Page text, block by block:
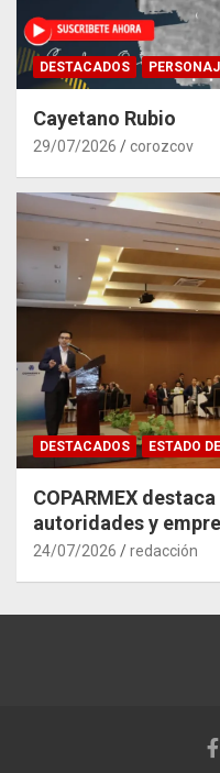
DESTACADOS
Cayetano Rubio
29/07/2026 corozcov
DESTACADOS ESTADO
COPARMEX
autoridades y
impacto del Tren
24/07/2026 redacción